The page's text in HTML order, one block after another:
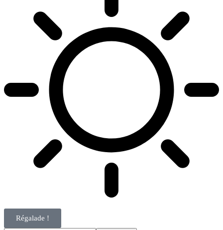
Régalade !